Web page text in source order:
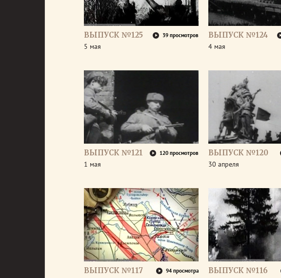
ВЫПУСК №125 39 просмотров
5 мая
ВЫПУСК №124
4 мая
ВЫПУСК №121 120 просмотров
1 мая
ВЫПУСК №120
30 апреля
ВЫПУСК №117 94 просмотра ВЫПУСК №116